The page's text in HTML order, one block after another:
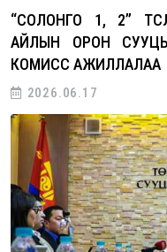
“СОЛОНГО 1, 2”
АЙЛЫН ОРОН
КОМИСС АЖИЛЛАЛАА
2026.06.17